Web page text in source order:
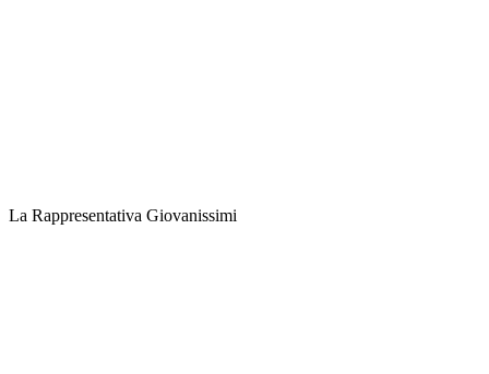
La Rappresentativa Giovanissimi